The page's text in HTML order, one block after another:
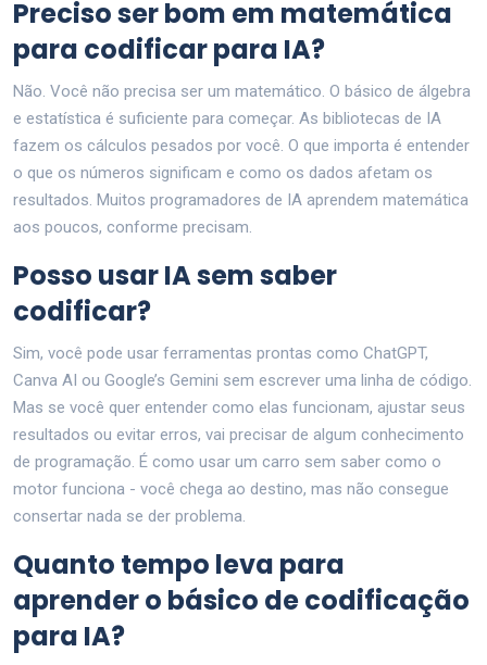
Preciso ser bom em matemática
para codificar para IA?
Não. Você não precisa ser um matemático. O básico de álgebra
e estatística é suficiente para começar. As bibliotecas de IA
fazem os cálculos pesados por você. O que importa é entender
o que os números significam e como os dados afetam os
resultados. Muitos programadores de IA aprendem matemática
aos poucos, conforme precisam.
Posso usar IA sem saber
codificar?
Sim, você pode usar ferramentas prontas como ChatGPT,
Canva AI ou Google’s Gemini sem escrever uma linha de código.
Mas se você quer entender como elas funcionam, ajustar seus
resultados ou evitar erros, vai precisar de algum conhecimento
de programação. É como usar um carro sem saber como o
motor funciona - você chega ao destino, mas não consegue
consertar nada se der problema.
Quanto tempo leva para
aprender o básico de codificação
para IA?